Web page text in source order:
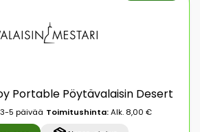
Portable Pöytävalaisin Desert
3-5 päivää Toimitushinta:Alk. 8,00 €